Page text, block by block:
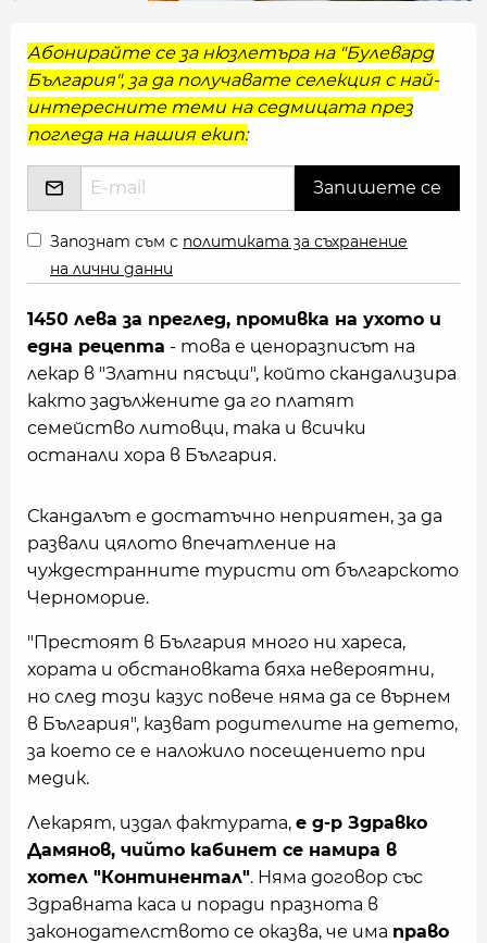
Абонирайте се за нюзлетъра на "Булевард
България", за да получавате селекция с най-
интересните теми на седмицата през
погледа на нашия екип:
Запознат съм с политиката за съхранение
на лични данни
1450 лева за преглед, промивка на ухото и
една рецепта - това е ценоразписът на
лекар в "Златни пясъци", който скандализира
както задължените да го платят
семейство литовци, така и всички
останали хора в България.
Скандалът е достатъчно неприятен, за да
развали цялото впечатление на
чуждестранните туристи от българското
Черноморие.
"Престоят в България много ни хареса,
хората и обстановката бяха невероятни,
но след този казус повече няма да се върнем
в България", казват родителите на детето,
за което се е наложило посещението при
медик.
Лекарят, издал фактурата, е д-р Здравко
Дамянов, чийто кабинет се намира в
хотел "Континентал". Няма договор със
Здравната каса и поради празнота в
законодателството се оказва, че има право